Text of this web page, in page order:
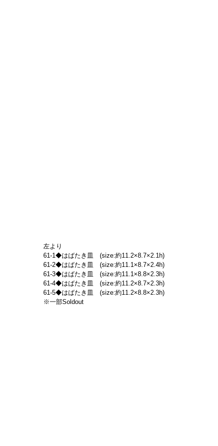
左より
61-1◆はばたき皿　(size:約11.2×8.7×2.1h)
61-2◆はばたき皿　(size:約11.1×8.7×2.4h)
61-3◆はばたき皿　(size:約11.1×8.8×2.3h)
61-4◆はばたき皿　(size:約11.2×8.7×2.3h)
61-5◆はばたき皿　(size:約11.2×8.8×2.3h)
※一部Soldout